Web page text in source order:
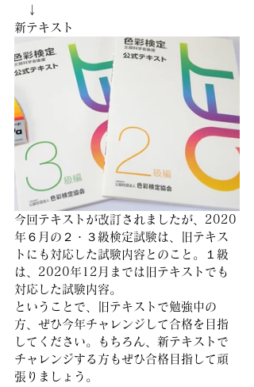
↓
新テキスト
今回テキストが改訂されましたが、2020
年６月の２・３級検定試験は、旧テキス
トにも対応した試験内容とのこと。１級
は、2020年12月までは旧テキストでも
対応した試験内容。
ということで、旧テキストで勉強中の
方、ぜひ今年チャレンジして合格を目指
してください。もちろん、新テキストで
チャレンジする方もぜひ合格目指して頑
張りましょう。